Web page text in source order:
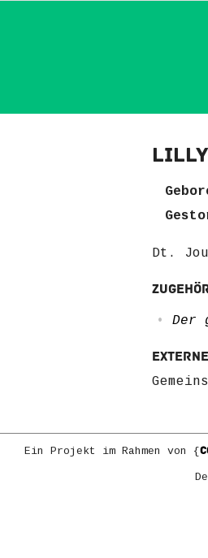
Lilly
Dt.
Der
Ein Projekt im Rahmen von {